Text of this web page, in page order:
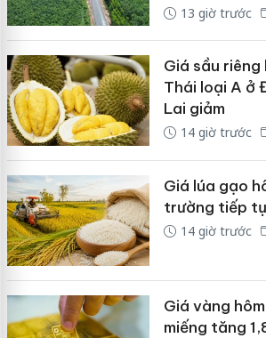
13 giờ trước
Giá sầu riêng
Thái loại A ở
Lai giảm
14 giờ trước
Giá lúa gạo
trường tiếp
14 giờ trước
Giá vàng
miếng tăng